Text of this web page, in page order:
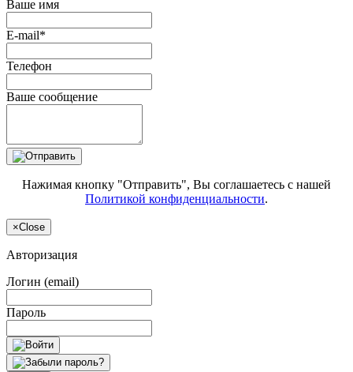
Ваше имя
E-mail*
Телефон
Ваше сообщение
Нажимая кнопку "Отправить", Вы соглашаетесь с нашей
Политикой конфиденциальности.
×Close
Авторизация
Логин (email)
Пароль